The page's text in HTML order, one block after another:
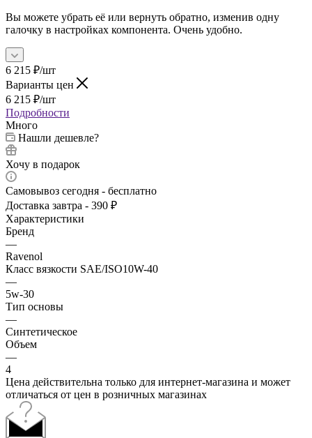
Вы можете убрать её или вернуть обратно, изменив одну
галочку в настройках компонента. Очень удобно.
6 215 ₽/шт
Варианты цен
6 215 ₽/шт
Подробности
Много
Нашли дешевле?
Хочу в подарок
Самовывоз сегодня - бесплатно
Доставка завтра - 390 ₽
Характеристики
Бренд
—
Ravenol
Класс вязкости SAE/ISO10W-40
—
5w-30
Тип основы
—
Синтетическое
Объем
—
4
Цена действительна только для интернет-магазина и может
отличаться от цен в розничных магазинах